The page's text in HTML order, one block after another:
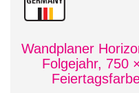
Wandplaner
Folgejahr, 750